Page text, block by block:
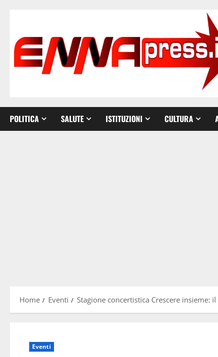
POLITICA SALUTE ISTITUZIONI CULTURA
Home Eventi Stagione concertistica Crescere insieme:
Eventi